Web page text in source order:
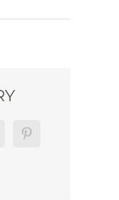
Pinterest